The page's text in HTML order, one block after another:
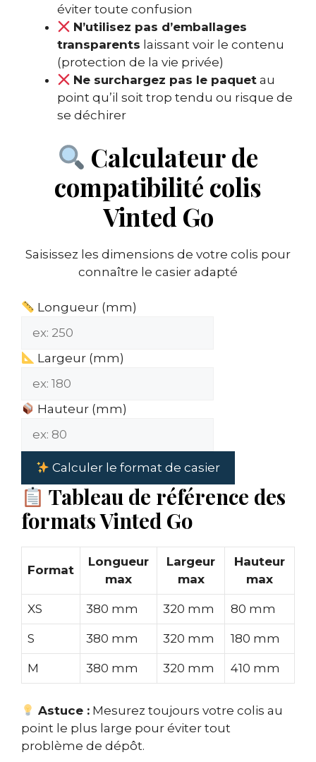
éviter toute confusion
N’utilisez pas d’emballages
transparents laissant voir le contenu
(protection de la vie privée)
Ne surchargez pas le paquet au
point qu’il soit trop tendu ou risque de
se déchirer
Calculateur de
compatibilité colis
Vinted Go
Saisissez les dimensions de votre colis pour
connaître le casier adapté
Longueur (mm)
Largeur (mm)
Hauteur (mm)
Calculer le format de casier
Tableau de référence des
formats Vinted Go
Format
Longueur
max
Largeur
max
Hauteur
max
XS 380 mm 320 mm 80 mm
S 380 mm 320 mm 180 mm
M 380 mm 320 mm 410 mm
Astuce : Mesurez toujours votre colis au
point le plus large pour éviter tout
problème de dépôt.